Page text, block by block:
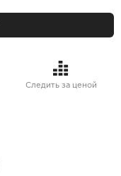
Следить за ценой